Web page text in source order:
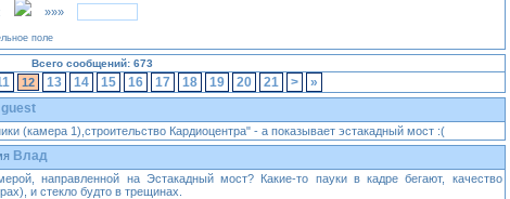
»»»
поле
Всего сообщений: 673
12 13 14 15 16 17 18 19 20 21 > »
guest
(камера 1),строительство Кардиоцентра" - а показывает эстакадный мост :(
Влад
направленной на Эстакадный мост? Какие-то пауки в кадре бегают, качество
и стекло будто в трещинах.